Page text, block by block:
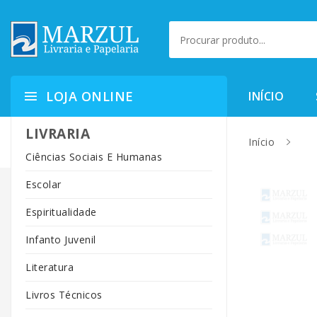
LOJA ONLINE
LIVRARIA
Ciências Sociais E Humanas
Escolar
Espiritualidade
Infanto Juvenil
Literatura
Livros Técnicos
INÍCIO
Início